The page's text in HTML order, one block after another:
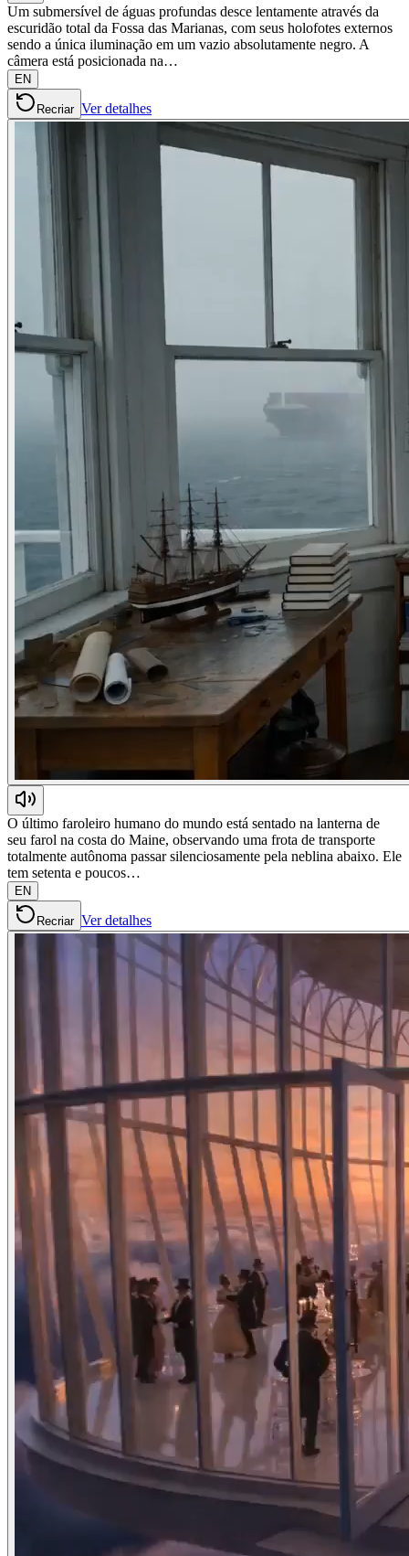
Um submersível de águas profundas desce lentamente através da
escuridão total da Fossa das Marianas, com seus holofotes externos
sendo a única iluminação em um vazio absolutamente negro. A
câmera está posicionada na…
EN
Recriar Ver detalhes
O último faroleiro humano do mundo está sentado na lanterna de
seu farol na costa do Maine, observando uma frota de transporte
totalmente autônoma passar silenciosamente pela neblina abaixo. Ele
tem setenta e poucos…
EN
Recriar Ver detalhes